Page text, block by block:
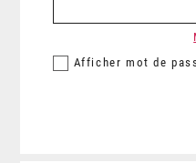
Afficher mot de